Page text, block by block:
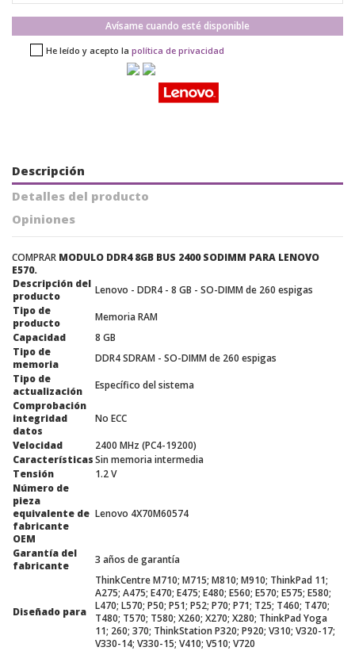
Avísame cuando esté disponible
He leído y acepto la política de privacidad
Descripción
Detalles del producto
Opiniones
COMPRAR MODULO DDR4 8GB BUS 2400 SODIMM PARA LENOVO
E570.
Descripción del
producto
Lenovo - DDR4 - 8 GB - SO-DIMM de 260 espigas
Tipo de
producto
Memoria RAM
Capacidad
8 GB
Tipo de
memoria
DDR4 SDRAM - SO-DIMM de 260 espigas
Tipo de
actualización
Específico del sistema
Comprobación
integridad
datos
No ECC
Velocidad
2400 MHz (PC4-19200)
CaracterísticasSin memoria intermedia
Tensión
1.2 V
Número de
pieza
equivalente de
fabricante
OEM
Lenovo 4X70M60574
Garantía del
fabricante
3 años de garantía
Diseñado para
ThinkCentre M710; M715; M810; M910; ThinkPad 11;
A275; A475; E470; E475; E480; E560; E570; E575; E580;
L470; L570; P50; P51; P52; P70; P71; T25; T460; T470;
T480; T570; T580; X260; X270; X280; ThinkPad Yoga
11; 260; 370; ThinkStation P320; P920; V310; V320-17;
V330-14; V330-15; V410; V510; V720